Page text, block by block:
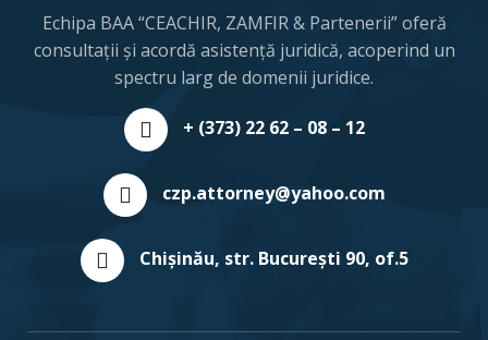
Echipa BAA “CEACHIR, ZAMFIR & Partenerii” oferă
consultații și acordă asistență juridică, acoperind un
spectru larg de domenii juridice.
+ (373) 22 62 – 08 – 12
czp.attorney@yahoo.com
Chişinău, str. București 90, of.5